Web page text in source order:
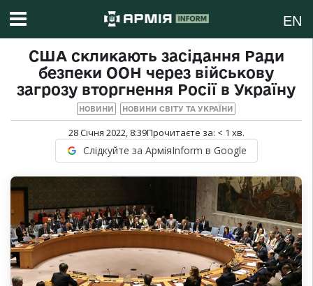
EN
США скликають засідання Ради
безпеки ООН через військову
загрозу вторгнення Росії в Україну
НОВИНИ НОВИНИ СВІТУ ТА УКРАЇНИ
28 Січня 2022, 8:39Прочитаєте за: < 1 хв.
Слідкуйте за АрміяInform в Google